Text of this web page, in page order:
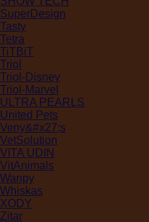
SuperDesign
Tasty
Tetra
TiTBiT
Triol
Triol-Disney
Triol-Marvel
ULTRA PEARLS
United Pets
Veny&#x27;s
VetSolution
VITA UDIN
VitAnimals
Wanpy
Whiskas
XODY
Zitar